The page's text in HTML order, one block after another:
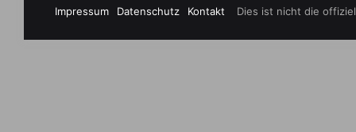
Dies ist nicht die
Impressum Datenschutz Kontakt